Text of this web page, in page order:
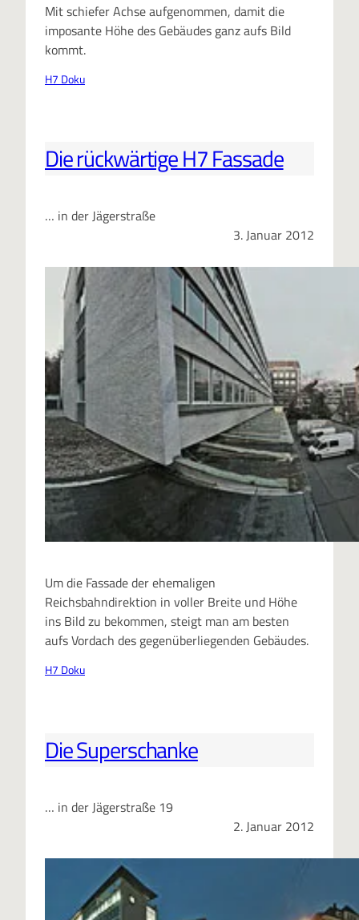
Mit schiefer Achse aufgenommen, damit die
imposante Höhe des Gebäudes ganz aufs Bild
kommt.
H7 Doku
Die rückwärtige H7 Fassade
… in der Jägerstraße
3. Januar 2012
Um die Fassade der ehemaligen
Reichsbahndirektion in voller Breite und Höhe
ins Bild zu bekommen, steigt man am besten
aufs Vordach des gegenüberliegenden Gebäudes.
H7 Doku
Die Superschanke
… in der Jägerstraße 19
2. Januar 2012